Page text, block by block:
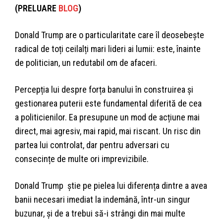
(PRELUARE BLOG)
Donald Trump are o particularitate care îl deosebește
radical de toți ceilalți mari lideri ai lumii: este, înainte
de politician, un redutabil om de afaceri.
Percepția lui despre forța banului în construirea și
gestionarea puterii este fundamental diferită de cea
a politicienilor. Ea presupune un mod de acțiune mai
direct, mai agresiv, mai rapid, mai riscant. Un risc din
partea lui controlat, dar pentru adversari cu
consecințe de multe ori imprevizibile.
Donald Trump știe pe pielea lui diferența dintre a avea
banii necesari imediat la indemână, într-un singur
buzunar, și de a trebui să-i strângi din mai multe